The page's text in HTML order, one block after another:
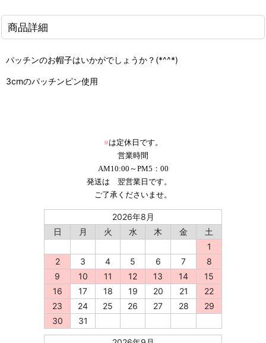
商品詳細
パッチンのお帽子はいかがでしょうか？(*^^*)
3cmのパッチンピン使用
■は定休日です。
営業時間
AM10:00～PM5：00
発送は 翌営業日です。
ご了承くださいませ。
2026年8月
日
月 火 水 木 金
土
1
2
3 4 5 6 7
8
9
10 11 12 13 14
15
16
17 18 19 20 21
22
23
24 25 26 27 28
29
30
31